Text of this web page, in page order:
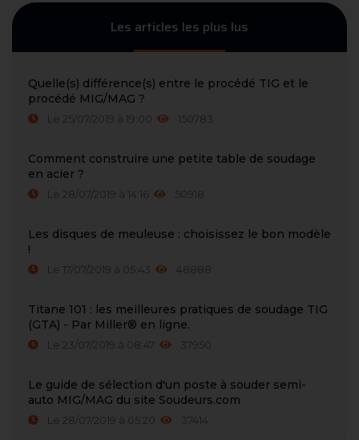
Les articles les plus lus
Quelle(s) différence(s) entre le procédé TIG et le
procédé MIG/MAG ?
Le 25/07/2019 à 19:00 150783
Comment construire une petite table de soudage
en acier ?
Le 28/07/2019 à 14:16 50918
Les disques de meuleuse : choisissez le bon modèle
!
Le 17/07/2019 à 05:43 48888
Titane 101 : les meilleures pratiques de soudage TIG
(GTA) - Par Miller® en ligne.
Le 23/07/2019 à 08:47 37950
Le guide de sélection d'un poste à souder semi-
auto MIG/MAG du site Soudeurs.com
Le 28/07/2019 à 05:20 37414